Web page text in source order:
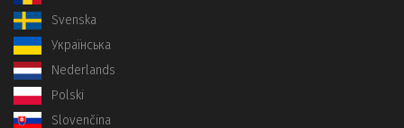
Svenska
Українська
Nederlands
Polski
Slovenčina